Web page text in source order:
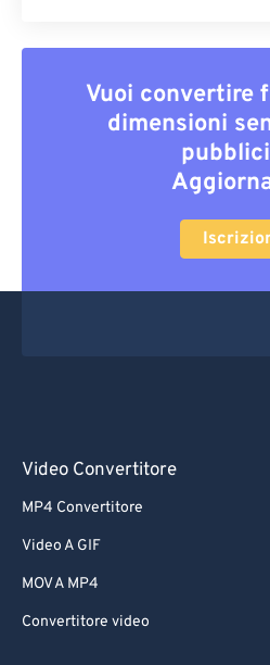
Vuoi convertire
dimensioni
Video Convertitore
MP4 Convertitore
Video A GIF
MOV A MP4
Convertitore video